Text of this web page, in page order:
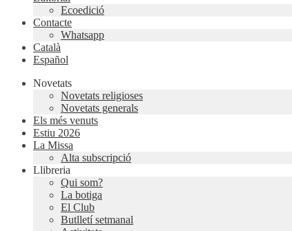
Ecoedició
Contacte
Whatsapp
Català
Español
Novetats
Novetats religioses
Novetats generals
Els més venuts
Estiu 2026
La Missa
Alta subscripció
Llibreria
Qui som?
La botiga
El Club
Butlletí setmanal